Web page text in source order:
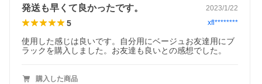
発送も早くて良かったです。 2023/1/22
5 xfl********
使用した感じは良いです。自分用にベージュお友達用にブ
ラックを購入しました。お友達も良いとの感想でした。
購入した商品